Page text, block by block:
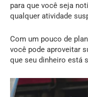
para que você seja
qualquer atividade
Com um pouco de
você pode aproveitar
que seu dinheiro está